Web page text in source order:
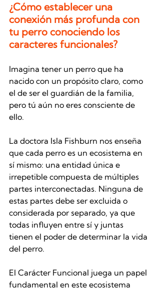
¿Cómo establecer una
conexión más profunda con
tu perro conociendo los
caracteres funcionales?
Imagina tener un perro que ha
nacido con un propósito claro, como
el de ser el guardián de la familia,
pero tú aún no eres consciente de
ello.
La doctora Isla Fishburn nos enseña
que cada perro es un ecosistema en
sí mismo: una entidad única e
irrepetible compuesta de múltiples
partes interconectadas. Ninguna de
estas partes debe ser excluida o
considerada por separado, ya que
todas influyen entre sí y juntas
tienen el poder de determinar la vida
del perro.
El Carácter Funcional juega un papel
fundamental en este ecosistema